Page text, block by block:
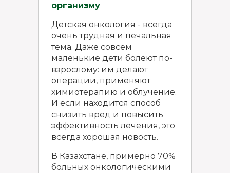
организму
Детская онкология - всегда
очень трудная и печальная
тема. Даже совсем
маленькие дети болеют по-
взрослому: им делают
операции, применяют
химиотерапию и облучение.
И если находится способ
снизить вред и повысить
эффективность лечения, это
всегда хорошая новость.
В Казахстане, примерно 70%
больных онкологическими